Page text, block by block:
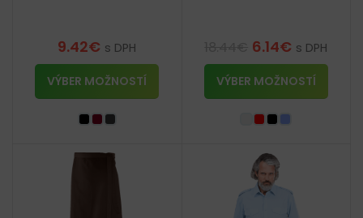
9.42€ s DPH
VÝBER MOŽNOSTÍ
6.14€ s DPH
VÝBER MOŽNOSTÍ